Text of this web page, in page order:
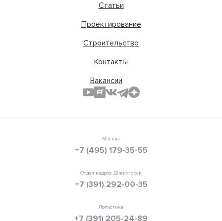
Статьи
Проектирование
Строительство
Контакты
Вакансии
Москва
+7 (495) 179-35-55
Отдел кадров Дивногорск
+7 (391) 292-00-35
Логистика
+7 (391) 205-24-89